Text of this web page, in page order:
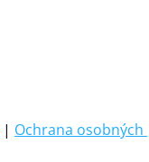
| Ochrana osobných